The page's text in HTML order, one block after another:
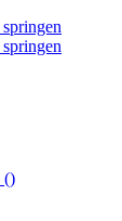
()